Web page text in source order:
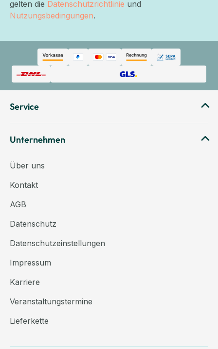
gelten die Datenschutzrichtlinie und
Nutzungsbedingungen.
Service
Unternehmen
Über uns
Kontakt
AGB
Datenschutz
Datenschutzeinstellungen
Impressum
Karriere
Veranstaltungstermine
Lieferkette